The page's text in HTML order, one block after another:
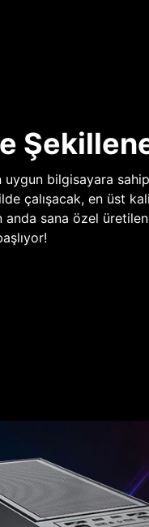
bilgisayara
çalışacak, en üst
sana özel üretilen